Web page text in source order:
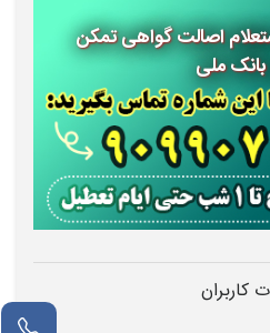
اصالت گواهی تمکن
بانک ملی
کاربران